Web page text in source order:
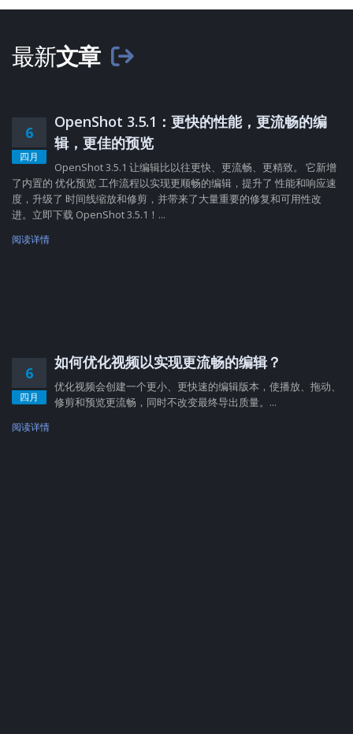
最新文章
6
四月
OpenShot 3.5.1：更快的性能，更流畅的编
辑，更佳的预览
OpenShot 3.5.1 让编辑比以往更快、更流畅、更精致。 它新增
了内置的 优化预览 工作流程以实现更顺畅的编辑，提升了 性能和响应速
度，升级了 时间线缩放和修剪，并带来了大量重要的修复和可用性改
进。立即下载 OpenShot 3.5.1！...
阅读详情
6
四月
如何优化视频以实现更流畅的编辑？
优化视频会创建一个更小、更快速的编辑版本，使播放、拖动、
修剪和预览更流畅，同时不改变最终导出质量。...
阅读详情